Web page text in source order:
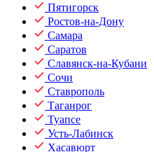
Пятигорск
Ростов-на-Дону
Самара
Саратов
Славянск-на-Кубани
Сочи
Ставрополь
Таганрог
Туапсе
Усть-Лабинск
Хасавюрт